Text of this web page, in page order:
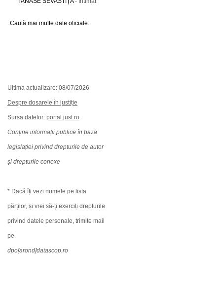
Caută mai multe date oficiale:
Ultima actualizare: 08/07/2026
Despre dosarele în justiție
Sursa datelor: portal.just.ro
Conține informații publice în baza
legislației privind drepturile de autor
și drepturile conexe
* Dacă îți vezi numele pe lista
părților, și vrei să-ți exerciți drepturile
privind datele personale, trimite mail
pe
dpo[arond]datascop.ro